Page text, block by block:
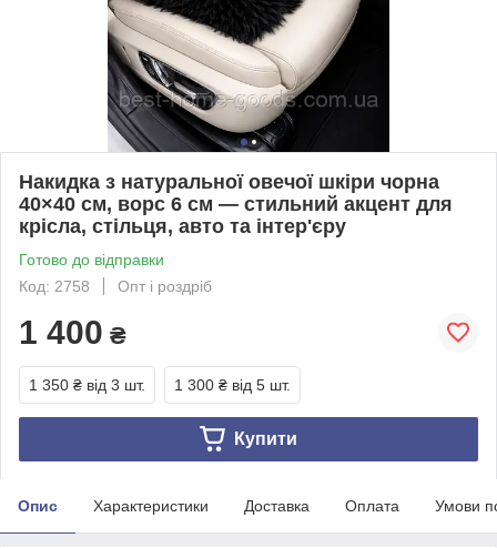
Накидка з натуральної овечої шкіри чорна
40×40 см, ворс 6 см — стильний акцент для
крісла, стільця, авто та інтер'єру
Готово до відправки
Код: 2758
Опт і роздріб
1 400 ₴
1 350 ₴ від 3 шт. 1 300 ₴ від 5 шт.
Купити
Опис Характеристики Доставка Оплата Умови